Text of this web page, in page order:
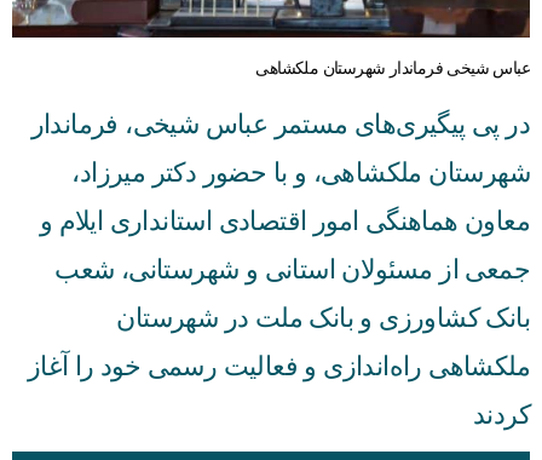
عباس شیخی فرماندار شهرستان ملکشاهی
در پی پیگیری‌های مستمر عباس شیخی، فرماندار
شهرستان ملکشاهی، و با حضور دکتر میرزاد،
معاون هماهنگی امور اقتصادی استانداری ایلام و
جمعی از مسئولان استانی و شهرستانی، شعب
بانک کشاورزی و بانک ملت در شهرستان
ملکشاهی راه‌اندازی و فعالیت رسمی خود را آغاز
کردند